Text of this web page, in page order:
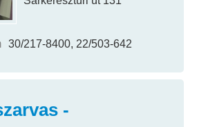
30/217-8400, 22/503-642
-